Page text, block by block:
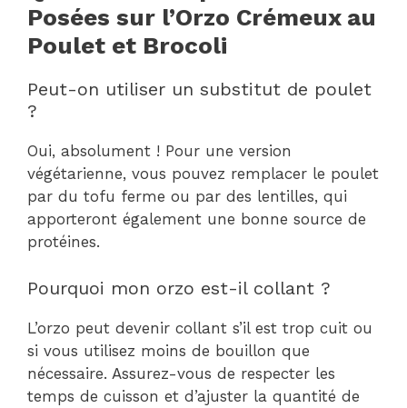
Posées sur l’Orzo Crémeux au
Poulet et Brocoli
Peut-on utiliser un substitut de poulet
?
Oui, absolument ! Pour une version
végétarienne, vous pouvez remplacer le poulet
par du tofu ferme ou par des lentilles, qui
apporteront également une bonne source de
protéines.
Pourquoi mon orzo est-il collant ?
L’orzo peut devenir collant s’il est trop cuit ou
si vous utilisez moins de bouillon que
nécessaire. Assurez-vous de respecter les
temps de cuisson et d’ajuster la quantité de